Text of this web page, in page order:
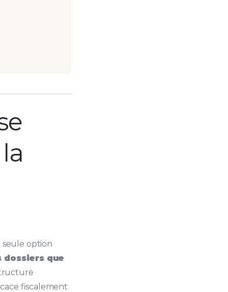
seule option
dossiers que
fiscalement